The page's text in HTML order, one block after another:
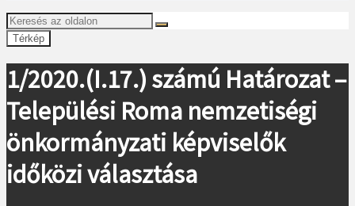
Térkép
1/2020.(I.17.) számú Határozat –
Települési Roma nemzetiségi
önkormányzati képviselők
időközi választása